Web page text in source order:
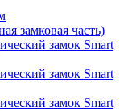
замковая часть)
замок Smart
замок Smart
замок Smart